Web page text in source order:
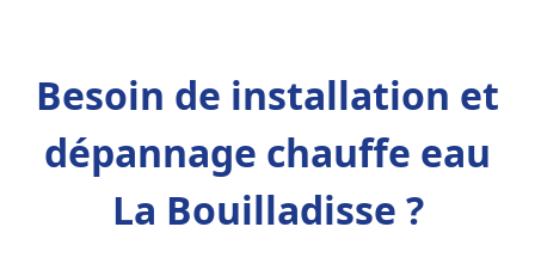
Besoin de installation et
dépannage chauffe eau
La Bouilladisse ?